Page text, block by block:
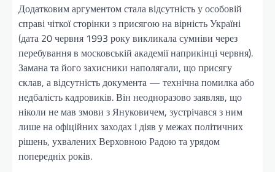
Додатковим аргументом стала відсутність у особовій
справі чіткої сторінки з присягою на вірність Україні
(дата 20 червня 1993 року викликала сумніви через
перебування в московській академії наприкінці червня).
Замана та його захисники наполягали, що присягу
склав, а відсутність документа — технічна помилка або
недбалість кадровиків. Він неодноразово заявляв, що
ніколи не мав змови з Януковичем, зустрічався з ним
лише на офіційних заходах і діяв у межах політичних
рішень, ухвалених Верховною Радою та урядом
попередніх років.